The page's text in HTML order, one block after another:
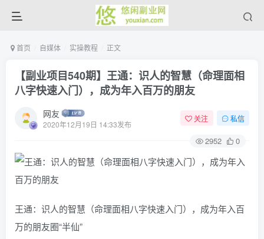
首页 自媒体 实操教程 正文
【副业项目540期】王通：识人的智慧（命理面相
八字快速入门），成为年入百万的朋友
网友
2020年12月19日 14:33发布
关注 私信
2952 0
王通：识人的智慧（命理面相八字快速入门），成为年入百
万的朋友圈“半仙”